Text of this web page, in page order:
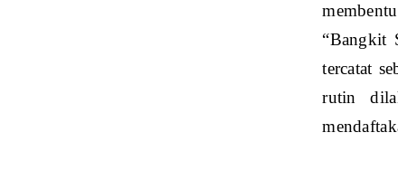
“Bangkit
tercatat
rutin